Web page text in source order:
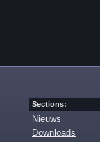
Sections:
Nieuws
Downloads